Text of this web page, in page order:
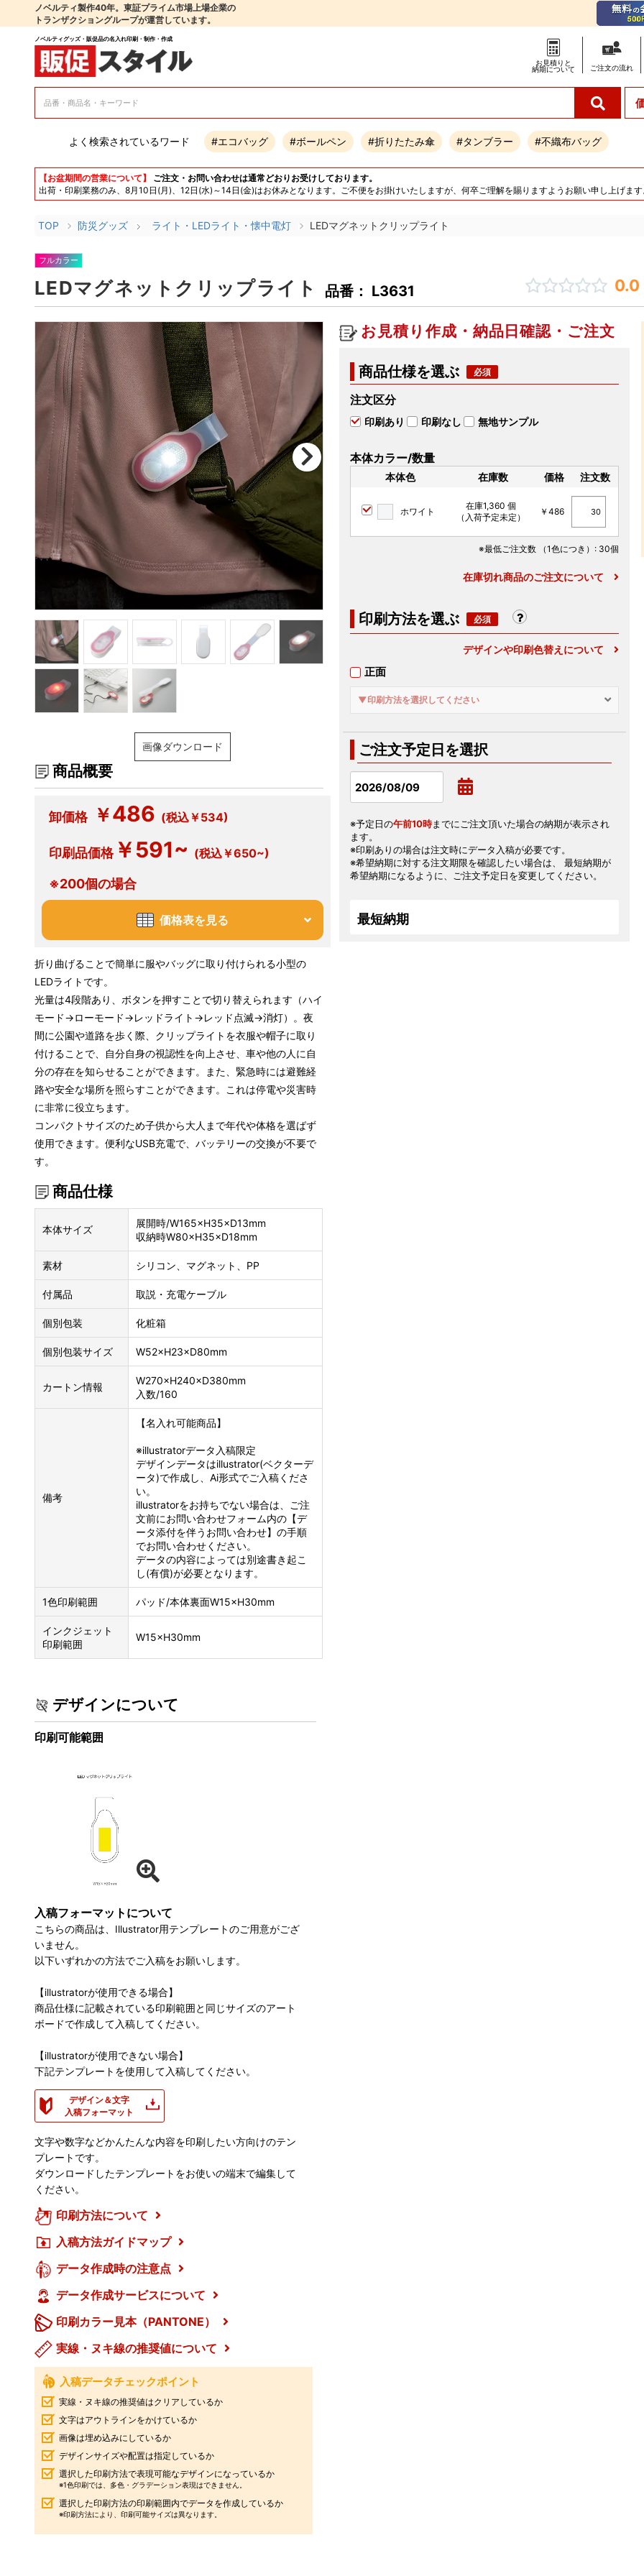
ノベルティ製作40年。東証プライム市場上場企業の
トランザクショングループが運営しています。
ノベルティグッズ・販促品の名入れ印刷・制作・作成
お見積りと
納期について
ご注文の流れ
よく検索されているワード #エコバッグ #ボールペン #折りたたみ傘 #タンブラー #不織布バッグ
【お盆期間の営業について】
ご注文・お問い合わせは通常どおりお受けしております。
出荷・印刷業務のみ、8月10日(月)、12日(水)～14日(金)はお休みとなります。ご不便をお掛けいたしますが、何卒ご理解を賜りますようお願い申し上げま
TOP 防災グッズ ライト・LEDライト・懐中電灯 LEDマグネットクリップライト
フルカラー
LEDマグネットクリップライト 品番： L3631 0.0
画像ダウンロード
商品概要
卸価格 ￥486 (税込￥534)
印刷品価格￥591~ (税込￥650~)
※200個の場合
価格表を見る
折り曲げることで簡単に服やバッグに取り付けられる小型の
LEDライトです。
光量は4段階あり、ボタンを押すことで切り替えられます（ハイ
モード→ローモード→レッドライト→レッド点滅→消灯）。夜
間に公園や道路を歩く際、クリップライトを衣服や帽子に取り
付けることで、自分自身の視認性を向上させ、車や他の人に自
分の存在を知らせることができます。また、緊急時には避難経
路や安全な場所を照らすことができます。これは停電や災害時
に非常に役立ちます。
コンパクトサイズのため子供から大人まで年代や体格を選ばず
使用できます。便利なUSB充電で、バッテリーの交換が不要で
す。
商品仕様
本体サイズ
展開時/W165×H35×D13mm
収納時W80×H35×D18mm
素材 シリコン、マグネット、PP
付属品 取説・充電ケーブル
個別包装 化粧箱
個別包装サイズ W52×H23×D80mm
カートン情報
W270×H240×D380mm
入数/160
備考
【名入れ可能商品】
※illustratorデータ入稿限定
デザインデータはillustrator(ベクターデ
ータ)で作成し、Ai形式でご入稿くださ
い。
illustratorをお持ちでない場合は、ご注
文前にお問い合わせフォーム内の【デ
ータ添付を伴うお問い合わせ】の手順
でお問い合わせください。
データの内容によっては別途書き起こ
し(有償)が必要となります。
1色印刷範囲 パッド/本体裏面W15×H30mm
インクジェット
印刷範囲
W15×H30mm
デザインについて
印刷可能範囲
入稿フォーマットについて
こちらの商品は、Illustrator用テンプレートのご用意がござ
いません。
以下いずれかの方法でご入稿をお願いします。
【illustratorが使用できる場合】
商品仕様に記載されている印刷範囲と同じサイズのアート
ボードで作成して入稿してください。
【illustratorが使用できない場合】
下記テンプレートを使用して入稿してください。
デザイン＆文字
入稿フォーマット
文字や数字などかんたんな内容を印刷したい方向けのテン
プレートです。
ダウンロードしたテンプレートをお使いの端末で編集して
ください。
印刷方法について
入稿方法ガイドマップ
データ作成時の注意点
データ作成サービスについて
印刷カラー見本（PANTONE）
実線・ヌキ線の推奨値について
入稿データチェックポイント
実線・ヌキ線の推奨値はクリアしているか
文字はアウトラインをかけているか
画像は埋め込みにしているか
デザインサイズや配置は指定しているか
選択した印刷方法で表現可能なデザインになっているか
※1色印刷では、多色・グラデーション表現はできません。
選択した印刷方法の印刷範囲内でデータを作成しているか
※印刷方法により、印刷可能サイズは異なります。
お見積り作成・納品日確認・ご注文
商品仕様を選ぶ
注文区分
印刷あり 印刷なし 無地サンプル
本体カラー/数量
本体色 在庫数 価格 注文数
ホワイト
在庫1,360 個
（入荷予定未定）
￥486
※最低ご注文数 （1色につき） : 30個
在庫切れ商品のご注文について
印刷方法を選ぶ
デザインや印刷色替えについて
正面
▼印刷方法を選択してください
ご注文予定日を選択
※予定日の午前10時までにご注文頂いた場合の納期が表示され
ます。
※印刷ありの場合は注文時にデータ入稿が必要です。
※希望納期に対する注文期限を確認したい場合は、 最短納期が
希望納期になるように、ご注文予定日を変更してください。
最短納期